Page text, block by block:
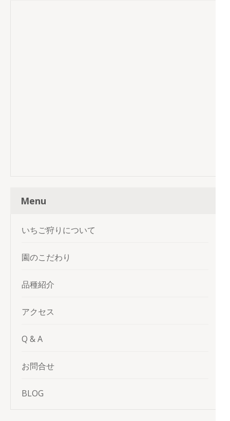
Menu
いちご狩りについて
園のこだわり
品種紹介
アクセス
Q & A
お問合せ
BLOG